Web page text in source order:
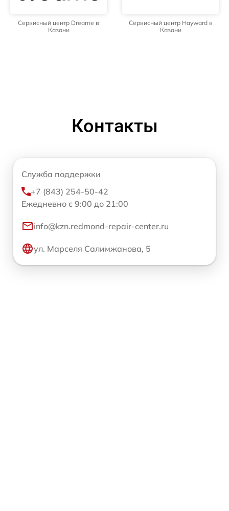
Сервисный центр Dreame в
Казани
Сервисный центр Hayward в
Казани
Контакты
Служба поддержки
+7 (843) 254-50-42
Ежедневно с 9:00 до 21:00
info@kzn.redmond-repair-center.ru
ул. Марселя Салимжанова, 5